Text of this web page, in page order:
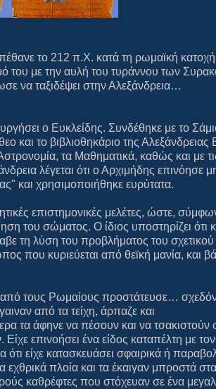
το 212 π.Χ. κατά τη ρωμαϊκή
του με την αυλή του τυράννου των
να ταξιδέψει στην Αλεξάνδρεια…
ο Ευκλείδης. Συνδέθηκε με το
και το βιβλιοθηκάριο της
τα Μαθηματικά, καθώς και με
λέγεται ότι ο Αρχιμήδης επινόησε
και χρησιμοποιήθηκε ευρύτατα.
επιστημονικές μελέτες, ώστε,
του σώματος. Ο ίδιος υποστηρίζει
τη λύση του προβλήματος του
που κυριεύεται από θεϊκή μανία, και
τους Ρωμαίους προστάτευσε…
από τα τείχη, άρπαζε και
τα άφηνε να πέσουν και να
επινοήσει ένα είδος καταπέλτη με
είχε κατασκευάσει σφαιρικά ή
εχθρικά πλοία και τα έκαιγαν μπροστά
καθρέφτες που στόχευαν σε ένα